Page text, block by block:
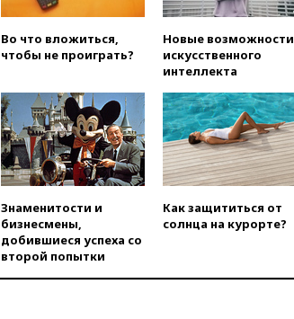
Барри Левинсона на фоне
обвинений в насилии
вчера, 18:28Выборы ректора
ГИТИСа перенесены на «после
1 ноября»
вчера, 18:15Путин указал на
нехватку врачей в
Белгородской области
вчера, 17:58ЕС отменил
военнообязанных украинцев
вчера, 17:45
Белгородскую область
Во что вложиться,
чтобы не проиграть?
Новые возможности
искусственного
интеллекта
Знаменитости и
бизнесмены,
добившиеся успеха со
второй попытки
Как защититься от
солнца на курорте?